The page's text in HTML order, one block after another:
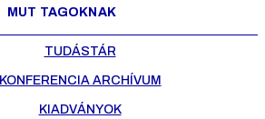
MUT TAGOKNAK
TUDÁSTÁR
KONFERENCIA ARCHÍVUM
KIADVÁNYOK